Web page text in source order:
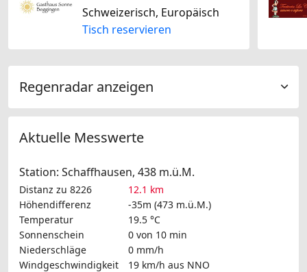
Schweizerisch, Europäisch
Tisch reservieren
Regenradar anzeigen
Aktuelle Messwerte
Station: Schaffhausen, 438 m.ü.M.
Distanz zu 8226
12.1 km
Höhendifferenz
-35m (473 m.ü.M.)
Temperatur
19.5 °C
Sonnenschein
0 von 10 min
Niederschläge
0 mm/h
Windgeschwindigkeit
19 km/h aus NNO